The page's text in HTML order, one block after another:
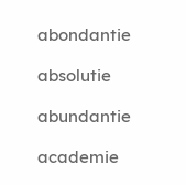
abondantie
absolutie
abundantie
academie